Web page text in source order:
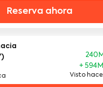
Reserva ahora
+
Visto